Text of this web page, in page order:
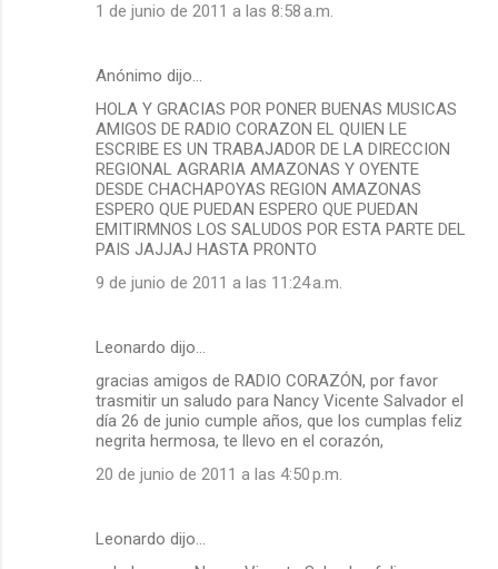
1 de junio de 2011 a las 8:58 a.m.
Anónimo dijo…
HOLA Y GRACIAS POR PONER BUENAS MUSICAS
AMIGOS DE RADIO CORAZON EL QUIEN LE
ESCRIBE ES UN TRABAJADOR DE LA DIRECCION
REGIONAL AGRARIA AMAZONAS Y OYENTE
DESDE CHACHAPOYAS REGION AMAZONAS
ESPERO QUE PUEDAN ESPERO QUE PUEDAN
EMITIRMNOS LOS SALUDOS POR ESTA PARTE DEL
PAIS JAJJAJ HASTA PRONTO
9 de junio de 2011 a las 11:24 a.m.
Leonardo dijo…
gracias amigos de RADIO CORAZÓN, por favor
trasmitir un saludo para Nancy Vicente Salvador el
día 26 de junio cumple años, que los cumplas feliz
negrita hermosa, te llevo en el corazón,
20 de junio de 2011 a las 4:50 p.m.
Leonardo dijo…